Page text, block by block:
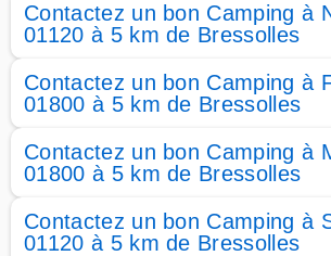
Contactez un bon Camping à
01120 à 5 km de Bressolles
Contactez un bon Camping à
01800 à 5 km de Bressolles
Contactez un bon Camping à
01800 à 5 km de Bressolles
Contactez un bon Camping à
01120 à 5 km de Bressolles